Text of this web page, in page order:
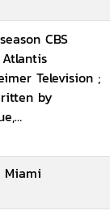
CBS
Television ;
by
Berman,
Miami